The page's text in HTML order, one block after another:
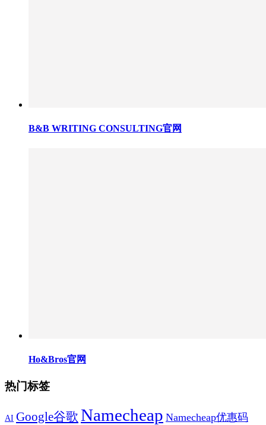
B&B WRITING CONSULTING官网
Ho&Bros官网
热门标签
AI Google谷歌 Namecheap Namecheap优惠码